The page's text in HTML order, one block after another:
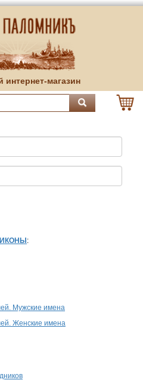
магазин
ИКОНЫ :
Мужские имена
Женские имена